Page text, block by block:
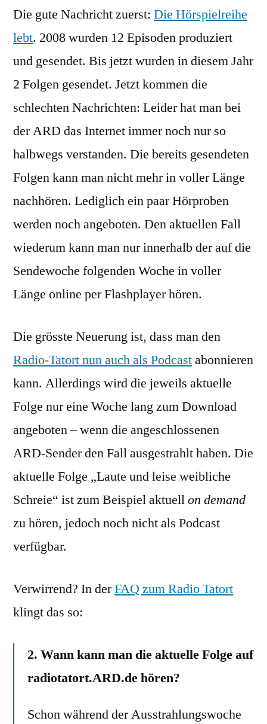
Die gute Nachricht zuerst: Die Hörspielreihe
lebt. 2008 wurden 12 Episoden produziert
und gesendet. Bis jetzt wurden in diesem Jahr
2 Folgen gesendet. Jetzt kommen die
schlechten Nachrichten: Leider hat man bei
der ARD das Internet immer noch nur so
halbwegs verstanden. Die bereits gesendeten
Folgen kann man nicht mehr in voller Länge
nachhören. Lediglich ein paar Hörproben
werden noch angeboten. Den aktuellen Fall
wiederum kann man nur innerhalb der auf die
Sendewoche folgenden Woche in voller
Länge online per Flashplayer hören.
Die grösste Neuerung ist, dass man den
Radio-Tatort nun auch als Podcastabonnieren
kann. Allerdings wird die jeweils aktuelle
Folge nur eine Woche lang zum Download
angeboten – wenn die angeschlossenen
ARD-Sender den Fall ausgestrahlt haben. Die
aktuelle Folge „Laute und leise weibliche
Schreie“ ist zum Beispiel aktuellon demand
zu hören, jedoch noch nicht als Podcast
verfügbar.
Verwirrend? In derFAQ zum Radio Tatort
klingt das so:
2. Wann kann man die aktuelle Folge auf
radiotatort.ARD.de hören?
Schon während der Ausstrahlungswoche